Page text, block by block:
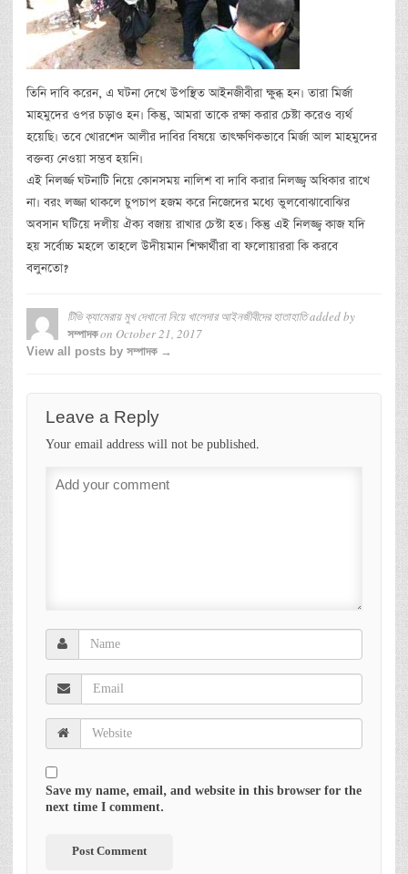
তিনি দাবি করেন, এ ঘটনা দেখে উপস্থিত আইনজীবীরা ক্ষুব্ধ হন। তারা মির্জা
মাহমুদের ওপর চড়াও হন। কিন্তু, আমরা তাকে রক্ষা করার চেষ্টা করেও ব্যর্থ
হয়েছি। তবে খোরশেদ আলীর দাবির বিষয়ে তাৎক্ষণিকভাবে মির্জা আল মাহমুদের
বক্তব্য নেওয়া সম্ভব হয়নি।
এই নিলর্জ্জ ঘটনাটি নিয়ে কোনসময় নালিশ বা দাবি করার নিলজ্জ্ব অধিকার রাখে
না। বরং লজ্জা থাকলে চুপচাপ হজম করে নিজেদের মধ্যে ভুলবোঝাবোঝির
অবসান ঘটিয়ে দলীয় ঐক্য বজায় রাখার চেস্টা হত। কিন্তু এই নিলজ্জ্ব কাজ যদি
হয় সর্বোচ্চ মহলে তাহলে উদীয়মান শিক্ষার্থীরা বা ফলোয়াররা কি করবে
বলুনতো?
টিভি ক্যামেরায় মুখ দেখানো নিয়ে খালেদার আইনজীবীদের হাতাহাতিadded by
সম্পাদকon October 21, 2017
View all posts by সম্পাদক →
Leave a Reply
Your email address will not be published.
Save my name, email, and website in this browser for the
next time I comment.